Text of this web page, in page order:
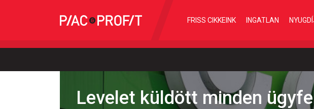
FRISS CIKKEINK INGATLAN
Levelet küldött minden